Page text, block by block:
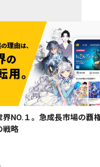
NO.１。急成長市場の覇
戦略